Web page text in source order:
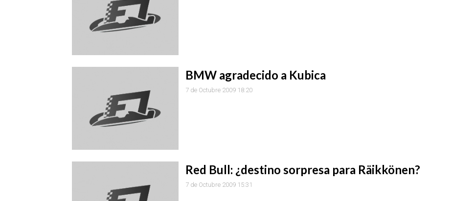
BMW agradecido a Kubica
7 de Octubre 2009 18:20
Red Bull: ¿destino sorpresa para Räikkönen?
7 de Octubre 2009 15:31